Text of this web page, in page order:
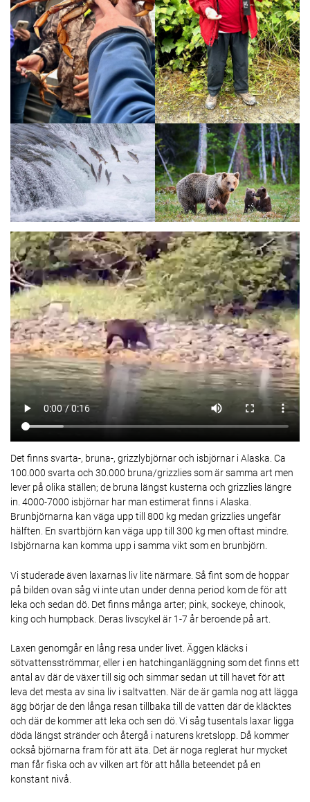
Det finns svarta-, bruna-, grizzlybjörnar och isbjörnar i Alaska. Ca
100.000 svarta och 30.000 bruna/grizzlies som är samma art men
lever på olika ställen; de bruna längst kusterna och grizzlies längre
in. 4000-7000 isbjörnar har man estimerat finns i Alaska.
Brunbjörnarna kan väga upp till 800 kg medan grizzlies ungefär
hälften. En svartbjörn kan väga upp till 300 kg men oftast mindre.
Isbjörnarna kan komma upp i samma vikt som en brunbjörn.
Vi studerade även laxarnas liv lite närmare. Så fint som de hoppar
på bilden ovan såg vi inte utan under denna period kom de för att
leka och sedan dö. Det finns många arter; pink, sockeye, chinook,
king och humpback. Deras livscykel är 1-7 år beroende på art.
Laxen genomgår en lång resa under livet. Äggen kläcks i
sötvattensströmmar, eller i en hatchinganläggning som det finns ett
antal av där de växer till sig och simmar sedan ut till havet för att
leva det mesta av sina liv i saltvatten. När de är gamla nog att lägga
ägg börjar de den långa resan tillbaka till de vatten där de kläcktes
och där de kommer att leka och sen dö. Vi såg tusentals laxar ligga
döda längst stränder och återgå i naturens kretslopp. Då kommer
också björnarna fram för att äta. Det är noga reglerat hur mycket
man får fiska och av vilken art för att hålla beteendet på en
konstant nivå.